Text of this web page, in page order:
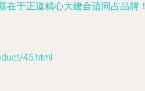
于正道精心大建合适同占品牌！
45.html